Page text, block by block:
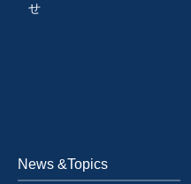
せ
News &Topics